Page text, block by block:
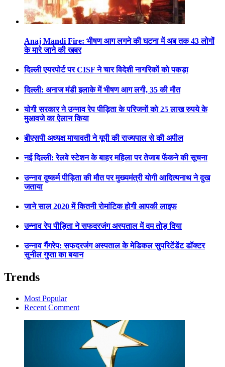
Anaj Mandi Fire: भीषण आग लगने की घटना में अब तक 43 लोगों
के मारे जाने की खबर
दिल्ली एयरपोर्ट पर CISF ने चार विदेशी नागरिकों को पकड़ा
दिल्ली: अनाज मंडी इलाके में भीषण आग लगी, 35 की मौत
योगी सरकार ने उन्नाव रेप पीड़िता के परिजनों को 25 लाख रुपये के
मुआवजे का ऐलान किया
बीएसपी अध्यक्ष मायावती ने यूपी की राज्यपाल से की अपील
नई दिल्ली: रेलवे स्टेशन के बाहर महिला पर तेजाब फेंकने की सूचना
उन्नाव दुष्कर्म पीड़िता की मौत पर मुख्यमंत्री योगी आदित्यनाथ ने दुख
जताया
जाने साल 2020 में कितनी रोमांटिक होगी आपकी लाइफ
उन्नाव रेप पीड़िता ने सफदरजंग अस्पताल में दम तोड़ दिया
उन्नाव गैंगरेप: सफदरजंग अस्पताल के मेडिकल सुपरिटेंडेंट डॉक्टर
सुनील गुप्ता का बयान
Trends
Most Popular
Recent Comment